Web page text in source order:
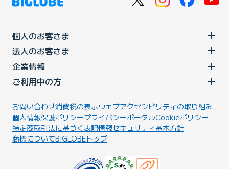
個人のお客さま
法人のお客さま
企業情報
ご利用中の方
お問い合わせ消費税の表示ウェブアクセシビリティの取り組み
個人情報保護ポリシープライバシーポータルCookieポリシー
特定商取引法に基づく表記情報セキュリティ基本方針
商標についてBIGLOBEトップ